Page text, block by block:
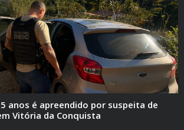
anos é apreendido por suspeita de
Vitória da Conquista